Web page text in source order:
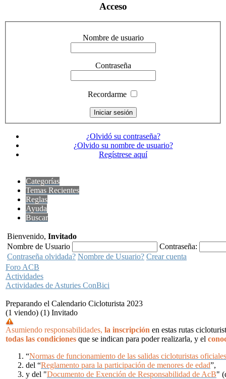
Acceso
Nombre de usuario
Contraseña
Recordarme
¿Olvidó su contraseña?
¿Olvido su nombre de usuario?
Regístrese aquí
Categorías
Temas Recientes
Reglas
Ayuda
Buscar
Bienvenido, Invitado
Nombre de Usuario
Contraseña:
Contraseña olvidada? Nombre de Usuario? Crear cuenta
Foro ACB
Actividades
Actividades de Asturies ConBici
Preparando el Calendario Cicloturista 2023
(1 viendo) (1) Invitado
Asumiendo responsabilidades, la inscripción en estas rutas
todas las condiciones que se indican para poder realizarla, y el
“Normas de funcionamiento de las salidas cicloturistas oficiales
del “Reglamento para la participación de menores de edad”,
y del "Documento de Exención de Responsabilidad de AcB"